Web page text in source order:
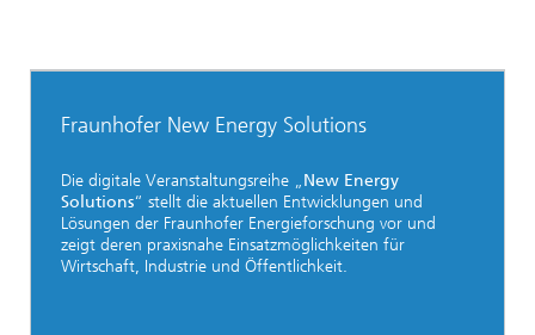
Fraunhofer New Energy Solutions
Die digitale Veranstaltungsreihe „New Energy
Solutions“ stellt die aktuellen Entwicklungen und
Lösungen der Fraunhofer Energieforschung vor und
zeigt deren praxisnahe Einsatzmöglichkeiten für
Wirtschaft, Industrie und Öffentlichkeit.